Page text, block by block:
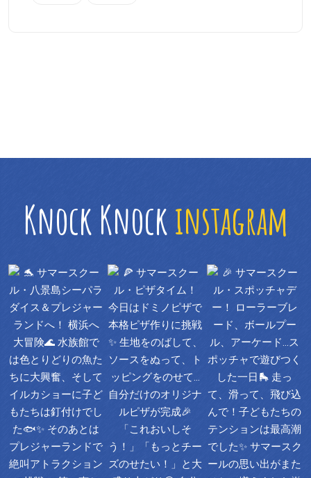
Knock Knockinstagram